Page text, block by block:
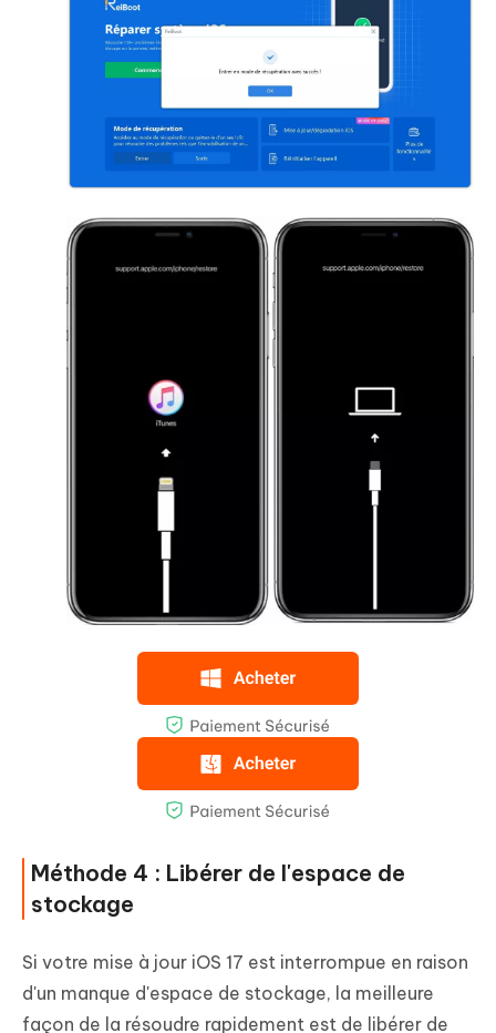
Méthode 4 : Libérer de l'espace de
stockage
Si votre mise à jour iOS 17 est interrompue en raison
d'un manque d'espace de stockage, la meilleure
façon de la résoudre rapidement est de libérer de